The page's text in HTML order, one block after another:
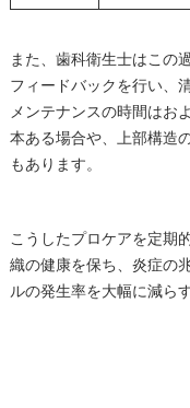
また、歯科衛生士はこの
フィードバックを行い、
メンテナンスの時間はお
本ある場合や、上部構造
もあります。
こうしたプロケアを定期
織の健康を保ち、炎症の
ルの発生率を大幅に減ら